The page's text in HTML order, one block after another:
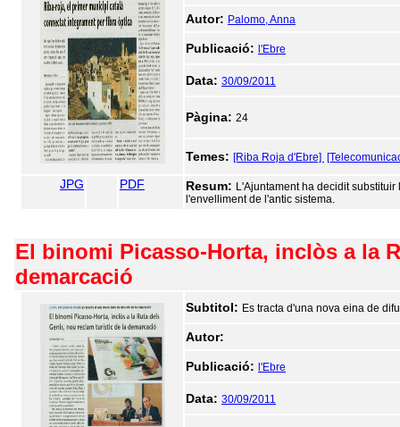
Autor: Palomo, Anna
Publicació: l'Ebre
Data: 30/09/2011
Pàgina: 24
Temes: [Riba Roja d'Ebre]
JPG PDF Resum: L'Ajuntament ha decidit
l'envelliment de l'antic sistema.
El binomi Picasso-Horta, inclòs a la
demarcació
Subtitol: Es tracta d'una nova eina de
Autor:
Publicació: l'Ebre
Data: 30/09/2011